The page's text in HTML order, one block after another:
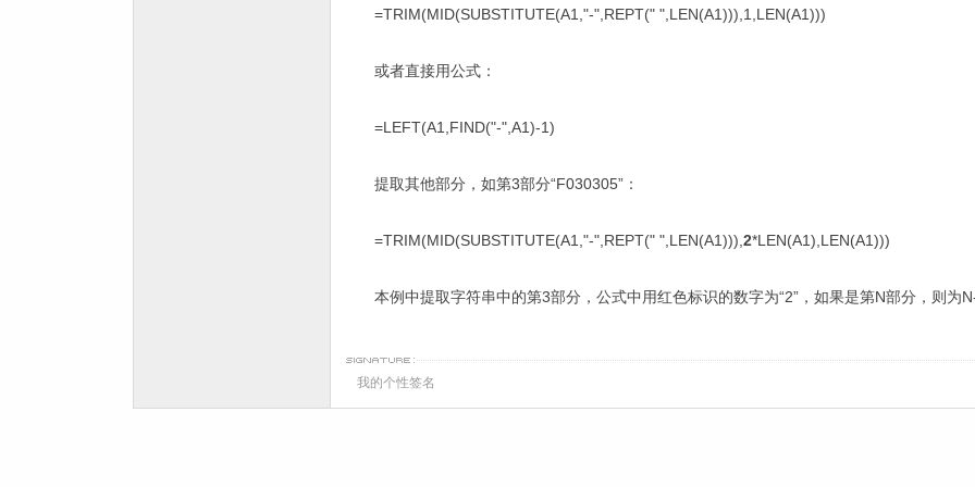
=TRIM(MID(SUBSTITUTE(A1,"-",REPT(" ",LEN(A1))),1,LEN(A1)))
或者直接用公式：
=LEFT(A1,FIND("-",A1)-1)
提取其他部分，如第3部分“F030305” ：
=TRIM(MID(SUBSTITUTE(A1,"-",REPT(" ",LEN(A1))), 2*LEN(A1),LEN(A1)))
本例中提取字符串中的第3部分，公式中用红色标识的数字为“2” ，如果是第N部分，则为
我的个性签名